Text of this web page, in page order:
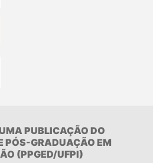
PUBLICAÇÃO DO
PÓS-GRADUAÇÃO EM
(PPGED/UFPI)